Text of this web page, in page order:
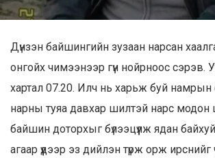
Дүнзэн байшингийн зузаан нарсан
онгойх чимээнээр гүн нойрноос сэрэв.
хартал 07.20. Илч нь харьж буй
нарны туяа давхар шилтэй нарс модон
байшин доторхыг бүлээцүүлж ядан
агаар үүдээр эз дийлэн түрж орж ирснийг ч